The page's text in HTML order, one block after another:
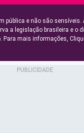
pública e não são
a legislação brasileira e o
Para mais informações,